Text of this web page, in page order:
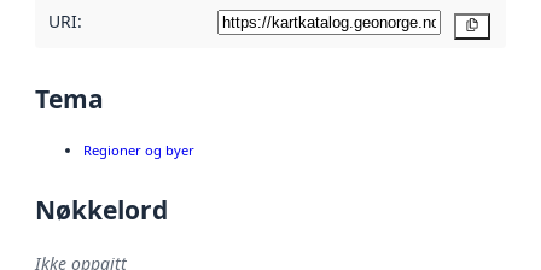
URI:
Tema
Regioner og byer
Nøkkelord
Ikke oppgitt